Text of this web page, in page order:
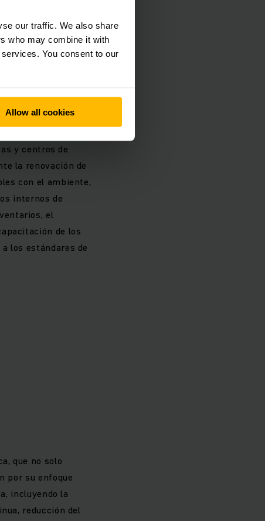
our traffic. We also share
who may combine it with
You consent to our
Allow all cookies
y centros de
la renovación de
con el ambiente,
internos de
el
de los
los estándares de
que no solo
por su enfoque
incluyendo la
reducción del